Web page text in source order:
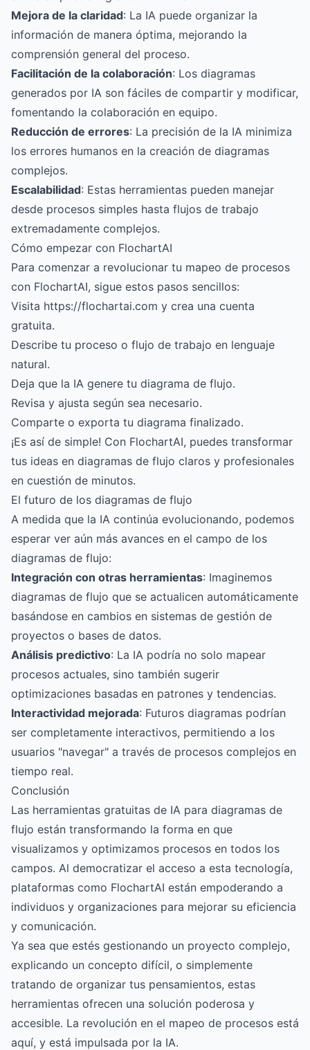
Mejora de la claridad: La IA puede organizar la
información de manera óptima, mejorando la
comprensión general del proceso.
Facilitación de la colaboración: Los diagramas
generados por IA son fáciles de compartir y modificar,
fomentando la colaboración en equipo.
Reducción de errores: La precisión de la IA minimiza
los errores humanos en la creación de diagramas
complejos.
Escalabilidad: Estas herramientas pueden manejar
desde procesos simples hasta flujos de trabajo
extremadamente complejos.
Cómo empezar con FlochartAI
Para comenzar a revolucionar tu mapeo de procesos
con FlochartAI, sigue estos pasos sencillos:
Visita https://flochartai.com y crea una cuenta
gratuita.
Describe tu proceso o flujo de trabajo en lenguaje
natural.
Deja que la IA genere tu diagrama de flujo.
Revisa y ajusta según sea necesario.
Comparte o exporta tu diagrama finalizado.
¡Es así de simple! Con FlochartAI, puedes transformar
tus ideas en diagramas de flujo claros y profesionales
en cuestión de minutos.
El futuro de los diagramas de flujo
A medida que la IA continúa evolucionando, podemos
esperar ver aún más avances en el campo de los
diagramas de flujo:
Integración con otras herramientas: Imaginemos
diagramas de flujo que se actualicen automáticamente
basándose en cambios en sistemas de gestión de
proyectos o bases de datos.
Análisis predictivo: La IA podría no solo mapear
procesos actuales, sino también sugerir
optimizaciones basadas en patrones y tendencias.
Interactividad mejorada: Futuros diagramas podrían
ser completamente interactivos, permitiendo a los
usuarios "navegar" a través de procesos complejos en
tiempo real.
Conclusión
Las herramientas gratuitas de IA para diagramas de
flujo están transformando la forma en que
visualizamos y optimizamos procesos en todos los
campos. Al democratizar el acceso a esta tecnología,
plataformas como FlochartAI están empoderando a
individuos y organizaciones para mejorar su eficiencia
y comunicación.
Ya sea que estés gestionando un proyecto complejo,
explicando un concepto difícil, o simplemente
tratando de organizar tus pensamientos, estas
herramientas ofrecen una solución poderosa y
accesible. La revolución en el mapeo de procesos está
aquí, y está impulsada por la IA.